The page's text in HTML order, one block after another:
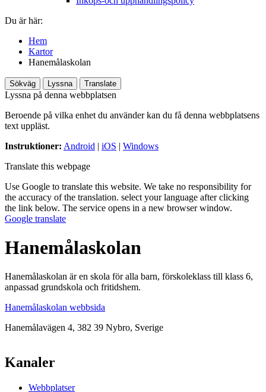
Du är här:
Hem
Kartor
Hanemålaskolan
Sökväg Lyssna Translate
Lyssna på denna webbplatsen
Beroende på vilka enhet du använder kan du få denna webbplatsens
text uppläst.
Instruktioner: Android | iOS | Windows
Translate this webpage
Use Google to translate this website. We take no responsibility for
the accuracy of the translation. select your language after clicking
the link below. The service opens in a new browser window.
Google translate
Hanemålaskolan
Hanemålaskolan är en skola för alla barn, förskoleklass till klass 6,
anpassad grundskola och fritidshem.
Hanemålaskolan webbsida
Hanemålavägen 4, 382 39 Nybro, Sverige
Kanaler
Webbplatser